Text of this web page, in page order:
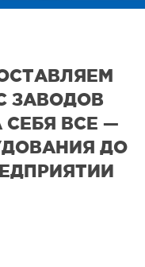
ЗАВОДОВ
ВСЕ —
ДО